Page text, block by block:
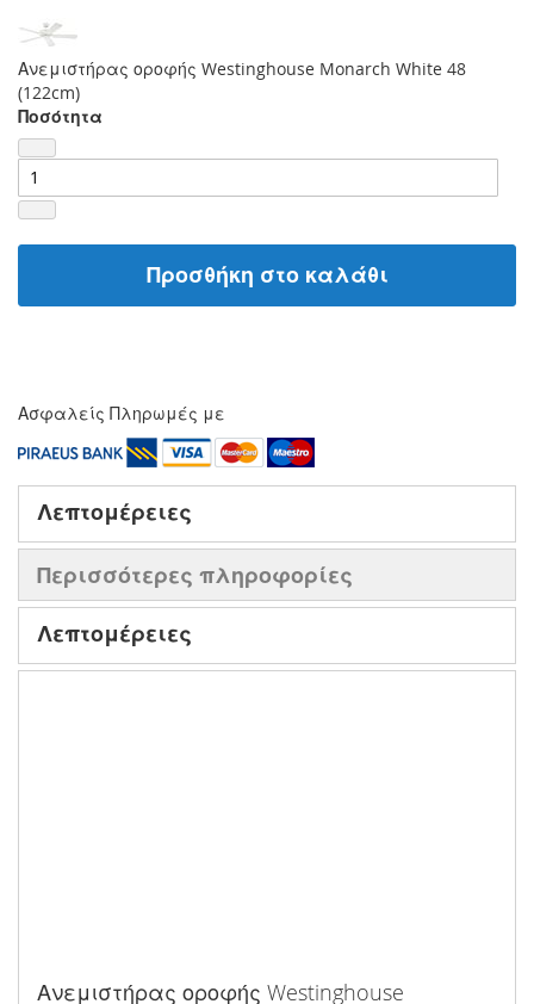
Ανεμιστήρας οροφής Westinghouse Monarch White 48
(122cm)
Ποσότητα
Προσθήκη στο καλάθι
Ασφαλείς Πληρωμές με
Λεπτομέρειες
Περισσότερες πληροφορίες
Λεπτομέρειες
Ανεμιστήρας οροφής Westinghouse